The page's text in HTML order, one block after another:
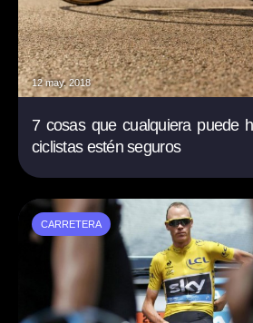
12 may. 2018
7 cosas que cualquiera puede
ciclistas estén seguros
CARRETERA